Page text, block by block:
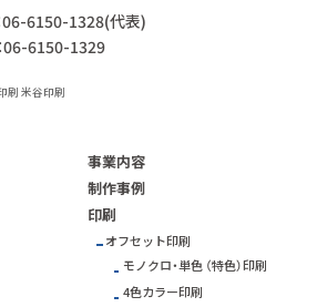
06-6150-1328(代表)
06-6150-1329
刷 米谷印刷
事業内容
制作事例
印刷
オフセット印刷
モノクロ・単色 （特色）印刷
4色カラー印刷